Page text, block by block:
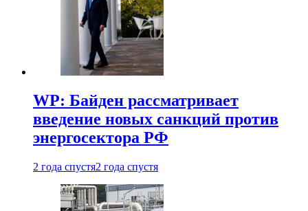
WP: Байден рассматривает
введение новых санкций против
энергосектора РФ
2 года спустя2 года спустя